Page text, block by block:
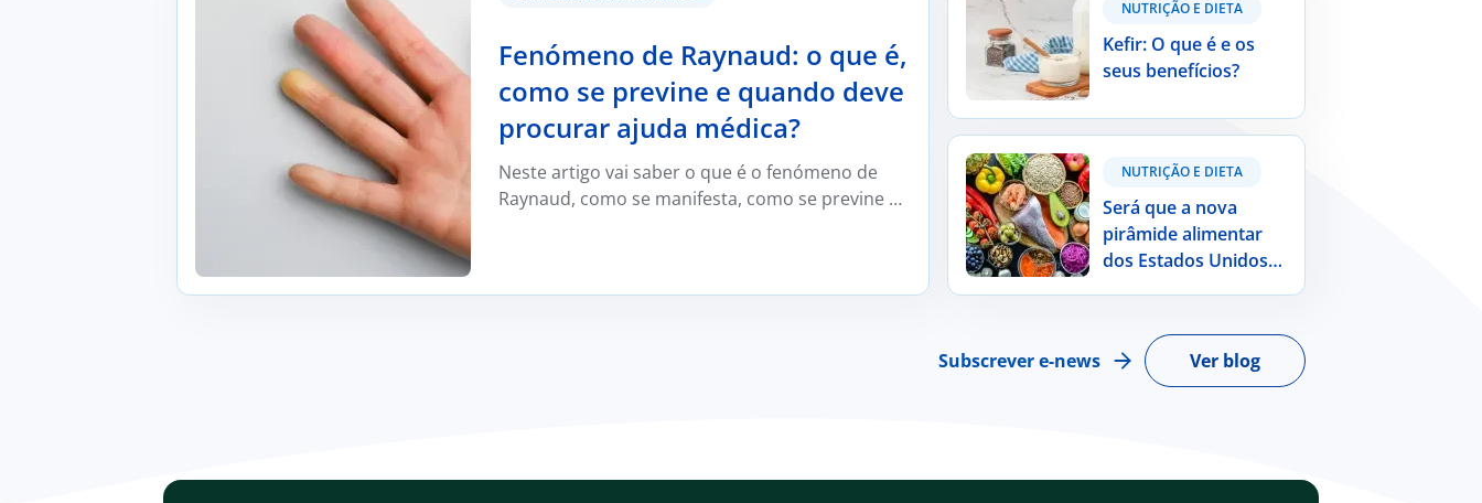
Fenómeno de Raynaud: o que é,
como se previne e quando deve
procurar ajuda médica?
Neste artigo vai saber o que é o fenómeno de
Raynaud, como se manifesta, como se previne e
NUTRIÇÃO E DIETA
Kefir: O que é e os
seus benefícios?
NUTRIÇÃO E DIETA
Será que a nova
pirâmide alimentar
dos Estados Unidos
portuguesa?
Será que a nova pirâmide alimentar dos
Estados Unidos da América é indicada
para a população portuguesa?
Subscrever e-news Ver blog